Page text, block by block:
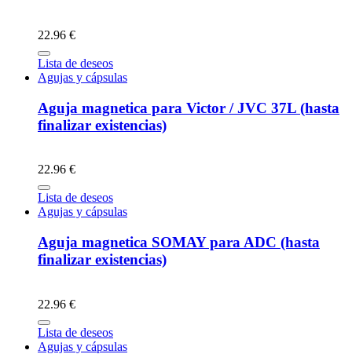
22.96 €
Lista de deseos
Agujas y cápsulas
Aguja magnetica para Victor / JVC 37L (hasta
finalizar existencias)
22.96 €
Lista de deseos
Agujas y cápsulas
Aguja magnetica SOMAY para ADC (hasta
finalizar existencias)
22.96 €
Lista de deseos
Agujas y cápsulas